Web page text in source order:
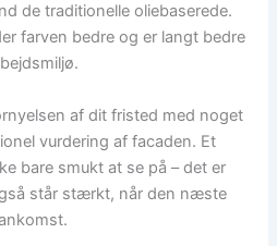
de traditionelle oliebaserede.
farven bedre og er langt bedre
af dit fristed med noget
vurdering af facaden. Et
bare smukt at se på – det er
står stærkt, når den næste